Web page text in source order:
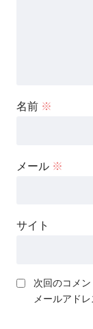
名前 ※
メール ※
サイト
次回のコメ
メールアド